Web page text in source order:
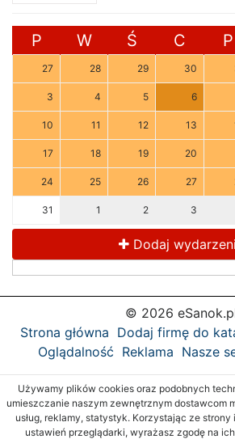
P W Ś C P
27 28 29 30
3 4 5 6
10 11 12 13
17 18 19 20
24 25 26 27
31 1 2 3
Dodaj
© 2026
Strona główna Dodaj firmę do
Oglądalność Reklama Nasze
Używamy plików cookies oraz podobnych
umieszczanie naszym zewnętrznym dostawcom
usług, reklamy, statystyk. Korzystając ze
ustawień przeglądarki, wyrażasz zgodę na